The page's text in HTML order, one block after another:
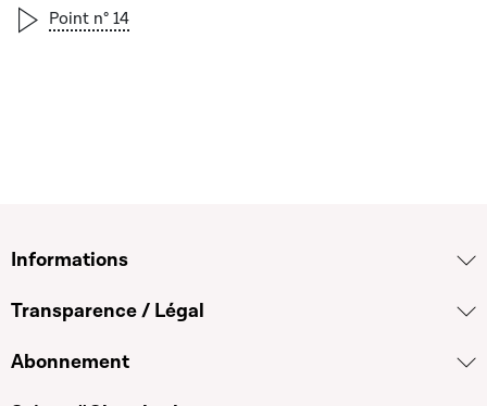
Point n° 14
Informations
Transparence / Légal
Abonnement